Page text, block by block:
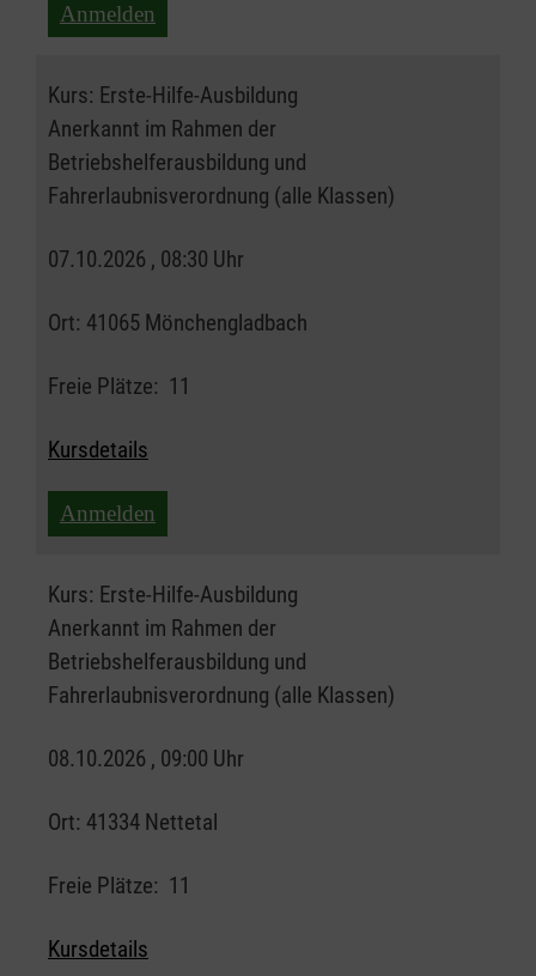
Anmelden
Kurs: Erste-Hilfe-Ausbildung
Anerkannt im Rahmen der
Betriebshelferausbildung und
Fahrerlaubnisverordnung (alle Klassen)
07.10.2026 , 08:30 Uhr
Ort: 41065 Mönchengladbach
Freie Plätze: 11
Kursdetails
Anmelden
Kurs: Erste-Hilfe-Ausbildung
Anerkannt im Rahmen der
Betriebshelferausbildung und
Fahrerlaubnisverordnung (alle Klassen)
08.10.2026 , 09:00 Uhr
Ort: 41334 Nettetal
Freie Plätze: 11
Kursdetails